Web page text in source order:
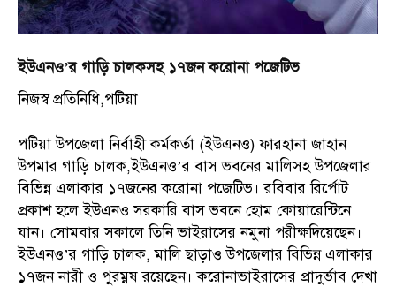
ইউএনও’র গাড়ি চালকসহ ১৭জন করোনা পজেটিভ
নিজস্ব প্রতিনিধি,পটিয়া
পটিয়া উপজেলা নির্বাহী কর্মকর্তা (ইউএনও) ফারহানা জাহান
উপমার গাড়ি চালক,ইউএনও’র বাস ভবনের মালিসহ উপজেলার
বিভিন্ন এলাকার ১৭জনের করোনা পজেটিভ। রবিবার রির্পোট
প্রকাশ হলে ইউএনও সরকারি বাস ভবনে হোম কোয়ারেন্টিনে
যান। সোমবার সকালে তিনি ভাইরাসের নমুনা পরীক্ষদিয়েছেন।
ইউএনও’র গাড়ি চালক, মালি ছাড়াও উপজেলার বিভিন্ন এলাকার
১৭জন নারী ও পুরম্নষ রয়েছেন। করোনাভাইরাসের প্রাদুর্ভাব দেখা